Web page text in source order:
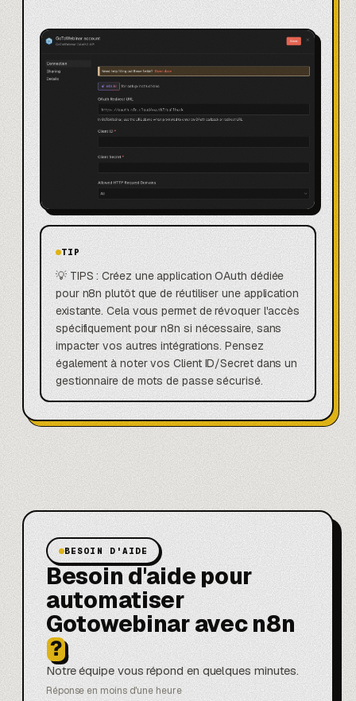
TIP
💡 TIPS : Créez une application OAuth dédiée
pour n8n plutôt que de réutiliser une application
existante. Cela vous permet de révoquer l'accès
spécifiquement pour n8n si nécessaire, sans
impacter vos autres intégrations. Pensez
également à noter vos Client ID/Secret dans un
gestionnaire de mots de passe sécurisé.
BESOIN D'AIDE
Besoin d'aide pour
automatiser
Gotowebinar avec n8n
?
Notre équipe vous répond en quelques minutes.
Réponse en moins d'une heure